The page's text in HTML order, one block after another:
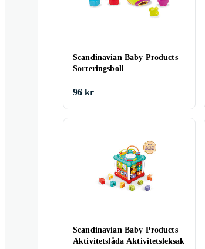
Scandinavian Baby Products
Sorteringsboll
96 kr
Scandinavian Baby Products
Aktivitetslåda Aktivitetsleksak